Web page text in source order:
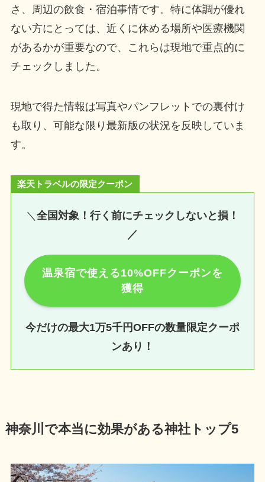
さ、周辺の飲食・宿泊事情です。特に体調が優れ
ない方にとっては、近くに休める場所や医療機関
があるかが重要なので、これらは現地で重点的に
チェックしました。
現地で得た情報は写真やパンフレットでの裏付け
も取り、可能な限り最新版の状況を反映していま
す。
楽天トラベルの限定クーポン
＼ 全国対象！行く前にチェックしないと損！
／
温泉宿で使える10%OFFクーポンを
獲得
今だけの最大1万5千円OFFの数量限定クーポ
ンあり！
神奈川で本当に効果がある神社トップ5